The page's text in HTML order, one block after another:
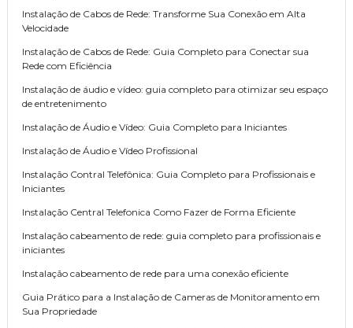
Instalação de Cabos de Rede: Transforme Sua Conexão em Alta
Velocidade
Instalação de Cabos de Rede: Guia Completo para Conectar sua
Rede com Eficiência
Instalação de áudio e vídeo: guia completo para otimizar seu espaço
de entretenimento
Instalação de Áudio e Vídeo: Guia Completo para Iniciantes
Instalação de Áudio e Vídeo Profissional
Instalação Contral Telefônica: Guia Completo para Profissionais e
Iniciantes
Instalação Central Telefonica Como Fazer de Forma Eficiente
Instalação cabeamento de rede: guia completo para profissionais e
iniciantes
Instalação cabeamento de rede para uma conexão eficiente
Guia Prático para a Instalação de Cameras de Monitoramento em
Sua Propriedade